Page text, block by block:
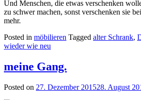
Und Menschen, die etwas verschenken
zu schwer machen, sonst verschenken sie
mehr.
Posted in möbilieren Tagged alter Schrank,
wieder wie neu
meine Gang.
Posted on 27. Dezember 201528. August